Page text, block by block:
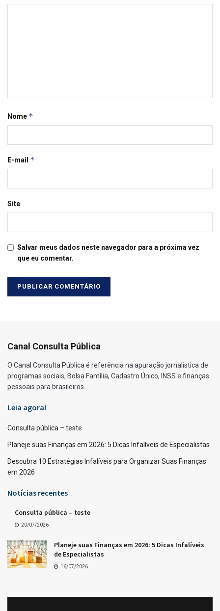
Nome *
E-mail *
Site
Salvar meus dados neste navegador para a próxima vez
que eu comentar.
Canal Consulta Pública
O Canal Consulta Pública é referência na apuração jornalística de
programas sociais, Bolsa Família, Cadastro Único, INSS e finanças
pessoais para brasileiros.
Leia agora!
Consulta pública – teste
Planeje suas Finanças em 2026: 5 Dicas Infalíveis de Especialistas
Descubra 10 Estratégias Infalíveis para Organizar Suas Finanças
em 2026
Notícias recentes
Consulta pública – teste
20/07/2026
Planeje suas Finanças em 2026: 5 Dicas Infalíveis
de Especialistas
16/07/2026